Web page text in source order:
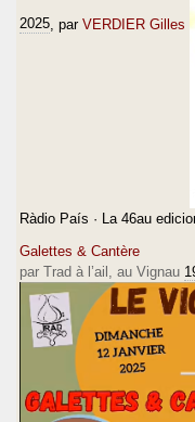
2025 , par VERDIER Gilles
Ràdio País · La 46au
Galettes & Cantère
par Trad à l’ail, au Vignau